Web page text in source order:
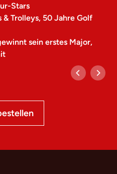
Stars
Trolleys, 50 Jahre Golf
sein erstes Major,